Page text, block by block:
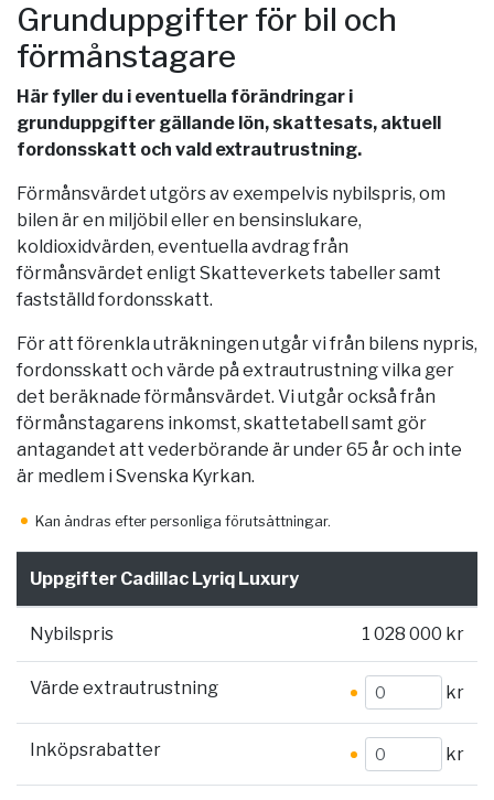
Grunduppgifter för bil och
förmånstagare
Här fyller du i eventuella förändringar i
grunduppgifter gällande lön, skattesats, aktuell
fordonsskatt och vald extrautrustning.
Förmånsvärdet utgörs av exempelvis nybilspris, om
bilen är en miljöbil eller en bensinslukare,
koldioxidvärden, eventuella avdrag från
förmånsvärdet enligt Skatteverkets tabeller samt
fastställd fordonsskatt.
För att förenkla uträkningen utgår vi från bilens nypris,
fordonsskatt och värde på extrautrustning vilka ger
det beräknade förmånsvärdet. Vi utgår också från
förmånstagarens inkomst, skattetabell samt gör
antagandet att vederbörande är under 65 år och inte
är medlem i Svenska Kyrkan.
Kan ändras efter personliga förutsättningar.
Uppgifter Cadillac Lyriq Luxury
Nybilspris 1 028 000 kr
Värde extrautrustning kr
Inköpsrabatter kr